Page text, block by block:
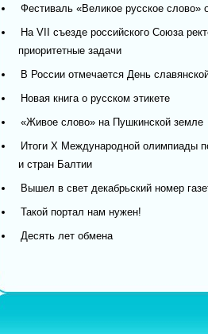
Фестиваль «Великое русское слово»
На VII съезде российского Союза
приоритетные задачи
В России отмечается День
Новая книга о русском этикете
«Живое слово» на Пушкинской земле
Итоги X Международной олимпиады
и стран Балтии
Вышел в свет декабрьский номер
Такой портал нам нужен!
Десять лет обмена